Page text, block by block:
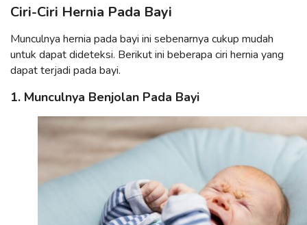
Ciri-Ciri Hernia Pada Bayi
Munculnya hernia pada bayi ini sebenarnya cukup mudah
untuk dapat dideteksi. Berikut ini beberapa ciri hernia yang
dapat terjadi pada bayi.
1. Munculnya Benjolan Pada Bayi